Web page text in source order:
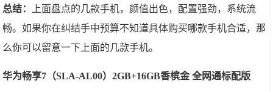
总结：
上面盘点的几款手机，颜值出色，配置强劲，系统流
畅。如果你在纠结手中预算不知道具体购买哪款手机合适，那
么你可以留意一下上面的几款手机。
华为畅享7（SLA-AL00）2GB+16GB香槟金 全网通标配版